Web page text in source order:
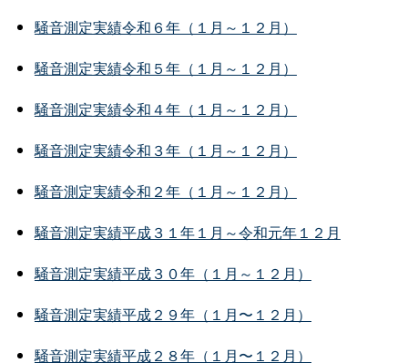
騒音測定実績令和６年（１月～１２月）
騒音測定実績令和５年（１月～１２月）
騒音測定実績令和４年（１月～１２月）
騒音測定実績令和３年（１月～１２月）
騒音測定実績令和２年（１月～１２月）
騒音測定実績平成３１年１月～令和元年１２月
騒音測定実績平成３０年（１月～１２月）
騒音測定実績平成２９年（１月〜１２月）
騒音測定実績平成２８年（１月〜１２月）